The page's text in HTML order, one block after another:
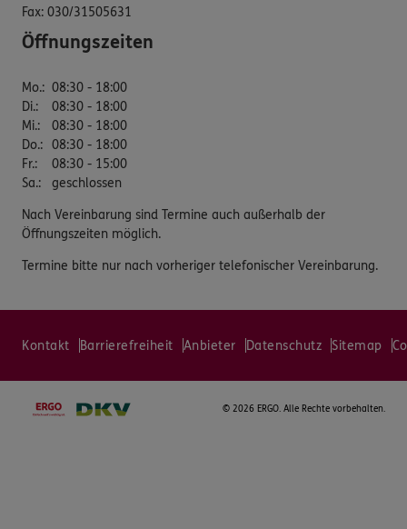
Fax: 030/31505631
Öffnungszeiten
Mo.: 08:30 - 18:00
Di.:
08:30 - 18:00
Mi.:
08:30 - 18:00
Do.: 08:30 - 18:00
Fr.:
08:30 - 15:00
Sa.: geschlossen
Nach Vereinbarung sind Termine auch außerhalb der
Öffnungszeiten möglich.
Termine bitte nur nach vorheriger telefonischer Vereinbarung.
Kontakt Barrierefreiheit Anbieter Datenschutz Sitemap
© 2026 ERGO. Alle Rechte vorbehalten.